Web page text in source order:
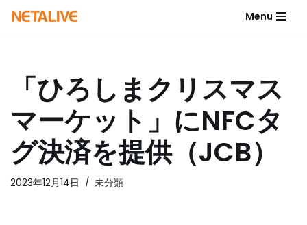
へ
キ
ッ
プ
Menu
「ひろしまクリスマス
マーケット」にNFCタ
グ決済を提供（JCB）
2023年12月14日 未分類